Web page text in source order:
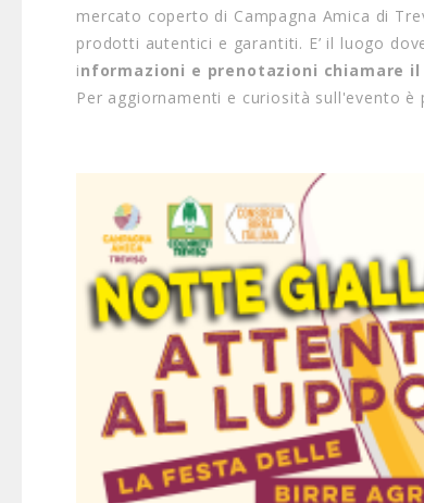
mercato coperto di Campagna Amica di
prodotti autentici e garantiti. E’ il luogo
informazioni e prenotazioni chiamare il
Per aggiornamenti e curiosità sull'evento è